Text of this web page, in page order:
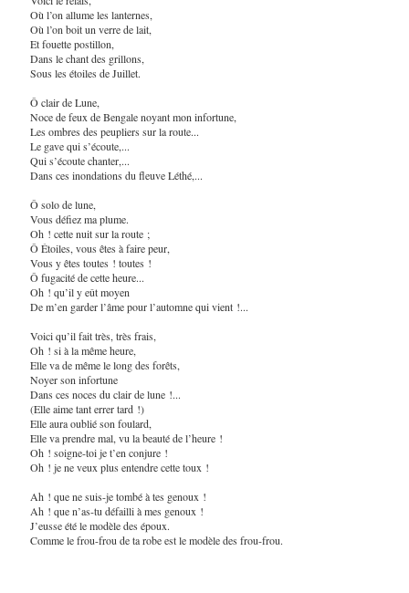
Où l’on allume les lanternes,
Où l’on boit un verre de lait,
Et fouette postillon,
Dans le chant des grillons,
Sous les étoiles de Juillet.
Ô clair de Lune,
Noce de feux de Bengale noyant mon infortune,
Les ombres des peupliers sur la route...
Le gave qui s’écoute,...
Qui s’écoute chanter,...
Dans ces inondations du fleuve Léthé,...
Ô solo de lune,
Vous défiez ma plume.
Oh ! cette nuit sur la route ;
Ô Étoiles, vous êtes à faire peur,
Vous y êtes toutes ! toutes !
Ô fugacité de cette heure...
Oh ! qu’il y eût moyen
De m’en garder l’âme pour l’automne qui vient !...
Voici qu’il fait très, très frais,
Oh ! si à la même heure,
Elle va de même le long des forêts,
Noyer son infortune
Dans ces noces du clair de lune !...
(Elle aime tant errer tard !)
Elle aura oublié son foulard,
Elle va prendre mal, vu la beauté de l’heure !
Oh ! soigne-toi je t’en conjure !
Oh ! je ne veux plus entendre cette toux !
Ah ! que ne suis-je tombé à tes genoux !
Ah ! que n’as-tu défailli à mes genoux !
J’eusse été le modèle des époux.
Comme le frou-frou de ta robe est le modèle des frou-frou.